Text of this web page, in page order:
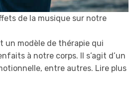
de la musique sur notre
un modèle de thérapie qui
à notre corps. Il s’agit d’un
entre autres. Lire plus